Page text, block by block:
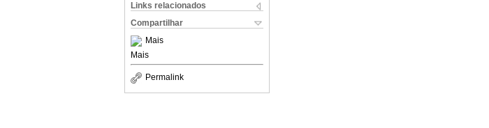
Links relacionados
Compartilhar
Mais
Mais
Permalink